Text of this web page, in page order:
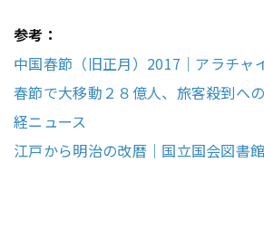
参考：
中国春節（旧正月）2017｜アラチャ
春節で大移動２８億人、旅客殺到へ
経ニュース
江戸から明治の改暦｜国立国会図書館